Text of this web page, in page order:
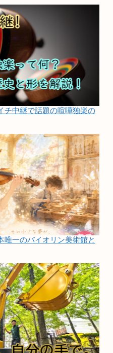
チ中継で話題の喧嘩独楽の
唯一のバイオリン美術館と